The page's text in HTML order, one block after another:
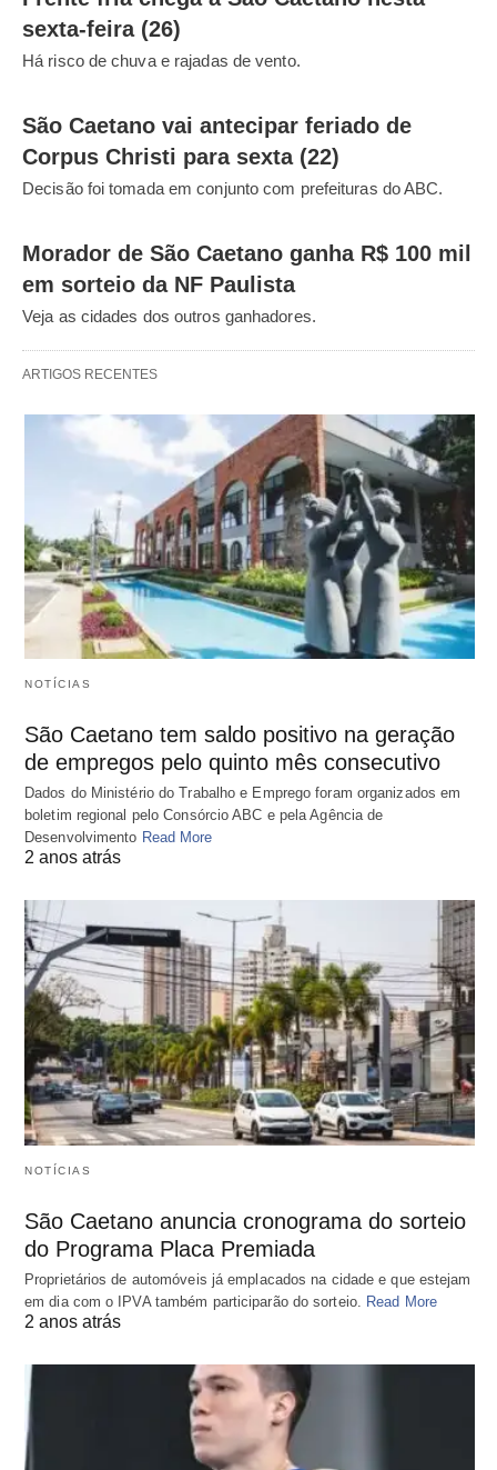
sexta-feira (26)
Há risco de chuva e rajadas de vento.
São Caetano vai antecipar feriado de
Corpus Christi para sexta (22)
Decisão foi tomada em conjunto com prefeituras do ABC.
Morador de São Caetano ganha R$ 100 mil
em sorteio da NF Paulista
Veja as cidades dos outros ganhadores.
ARTIGOS RECENTES
NOTÍCIAS
São Caetano tem saldo positivo na geração
de empregos pelo quinto mês consecutivo
Dados do Ministério do Trabalho e Emprego foram organizados em
boletim regional pelo Consórcio ABC e pela Agência de
Desenvolvimento Read More
2 anos atrás
NOTÍCIAS
São Caetano anuncia cronograma do sorteio
do Programa Placa Premiada
Proprietários de automóveis já emplacados na cidade e que estejam
em dia com o IPVA também participarão do sorteio. Read More
2 anos atrás